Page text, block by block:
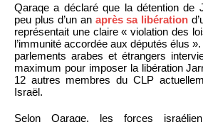
Qaraqe a déclaré que la détention de
peu plus d’un an après sa libération
représentait une claire « violation des
l’immunité accordée aux députés élus
parlements arabes et étrangers
maximum pour imposer la libération
12 autres membres du CLP
Israël.
Selon Qaraqe, les forces